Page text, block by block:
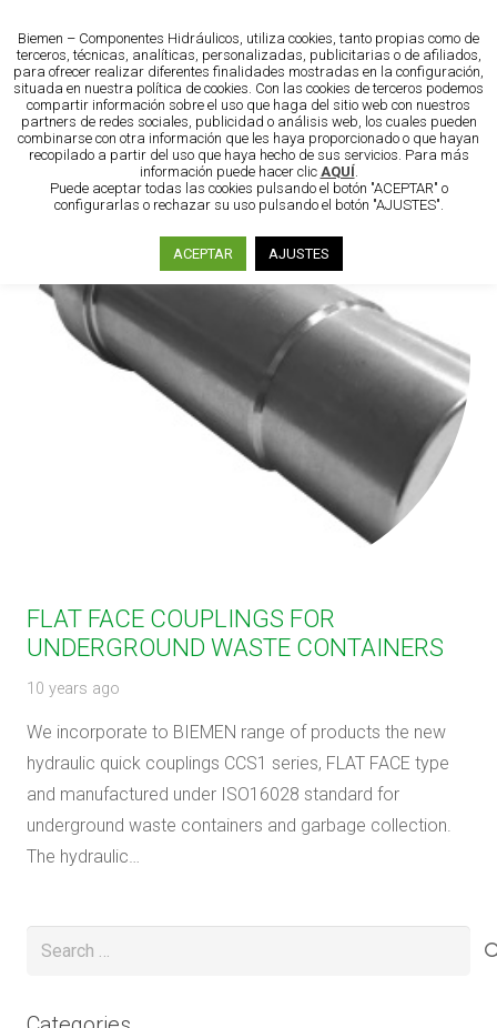
FLAT FACE COUPLINGS FOR
UNDERGROUND WASTE CONTAINERS
10 years ago
We incorporate to BIEMEN range of products the new
hydraulic quick couplings CCS1 series, FLAT FACE type
and manufactured under ISO16028 standard for
underground waste containers and garbage collection.
The hydraulic…
Search
Biemen – Componentes Hidráulicos, utiliza cookies, tanto propias como de
terceros, técnicas, analíticas, personalizadas, publicitarias o de afiliados,
para ofrecer realizar diferentes finalidades mostradas en la configuración,
situada en nuestra política de cookies. Con las cookies de terceros podemos
compartir información sobre el uso que haga del sitio web con nuestros
partners de redes sociales, publicidad o análisis web, los cuales pueden
combinarse con otra información que les haya proporcionado o que hayan
recopilado a partir del uso que haya hecho de sus servicios. Para más
información puede hacer clic AQUÍ.
Puede aceptar todas las cookies pulsando el botón "ACEPTAR" o
configurarlas o rechazar su uso pulsando el botón "AJUSTES".
ACEPTAR AJUSTES